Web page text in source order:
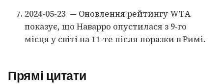
2024-05-23 — Оновлення рейтингу WTA
показує, що Наварро опустилася з 9-го
місця у світі на 11-те після поразки в Римі.
Прямі цитати